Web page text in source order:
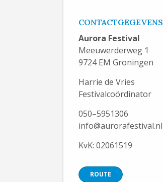
CONTACTGEGEVENS
Aurora Festival
Meeuwerderweg 1
9724 EM Groningen
Harrie de Vries
Festivalcoördinator
050–5951306
info@aurorafestival.nl
KvK: 02061519
ROUTE